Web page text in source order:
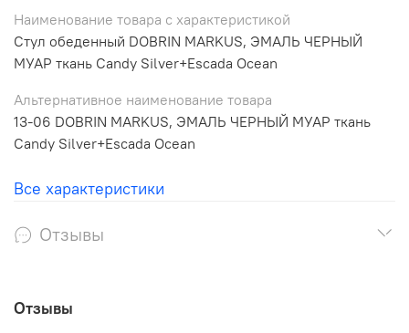
Наименование товара с характеристикой
Стул обеденный DOBRIN MARKUS, ЭМАЛЬ ЧЕРНЫЙ
МУАР ткань Candy Silver+Escada Ocean
Альтернативное наименование товара
13-06 DOBRIN MARKUS, ЭМАЛЬ ЧЕРНЫЙ МУАР ткань
Candy Silver+Escada Ocean
Все характеристики
Отзывы
Отзывы